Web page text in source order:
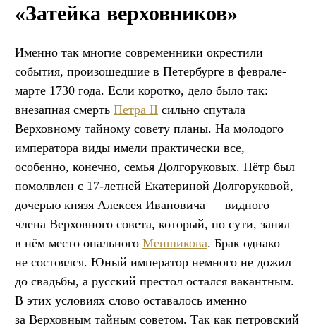
«Затейка верховников»
Именно так многие современники окрестили
события, произошедшие в Петербурге в феврале-
марте 1730 года. Если коротко, дело было так:
внезапная смерть Петра II сильно спутала
Верховному тайному совету планы. На молодого
императора виды имели практически все,
особенно, конечно, семья Долгоруковых. Пётр был
помолвлен с 17-летней Екатериной Долгоруковой,
дочерью князя Алексея Ивановича — видного
члена Верховного совета, который, по сути, занял
в нём место опального Меншикова. Брак однако
не состоялся. Юный император немного не дожил
до свадьбы, а русский престол остался вакантным.
В этих условиях слово оставалось именно
за Верховным тайным советом. Так как петровский